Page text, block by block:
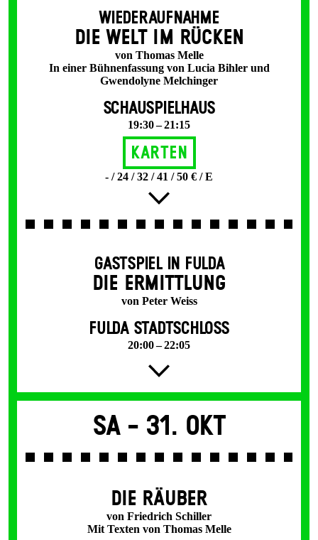
WIEDERAUFNAHME
DIE WELT IM RÜCKEN
von Thomas Melle
In einer Bühnenfassung von Lucia Bihler und
Gwendolyne Melchinger
SCHAUSPIELHAUS
19:30 – 21:15
Karten
- / 24 / 32 / 41 / 50 € / E
GASTSPIEL IN FULDA
DIE ERMITTLUNG
von Peter Weiss
FULDA STADTSCHLOSS
20:00 – 22:05
Sa - 31. Okt
DIE RÄUBER
von Friedrich Schiller
Mit Texten von Thomas Melle